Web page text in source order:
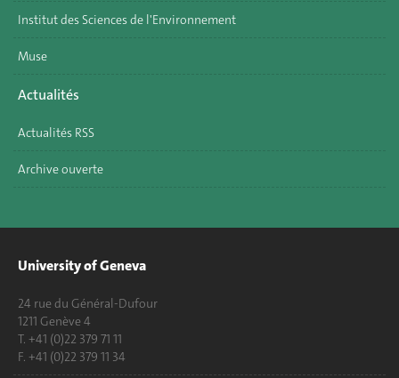
Institut des Sciences de l'Environnement
Muse
Actualités
Actualités RSS
Archive ouverte
University of Geneva
24 rue du Général-Dufour
1211 Genève 4
T. +41 (0)22 379 71 11
F. +41 (0)22 379 11 34